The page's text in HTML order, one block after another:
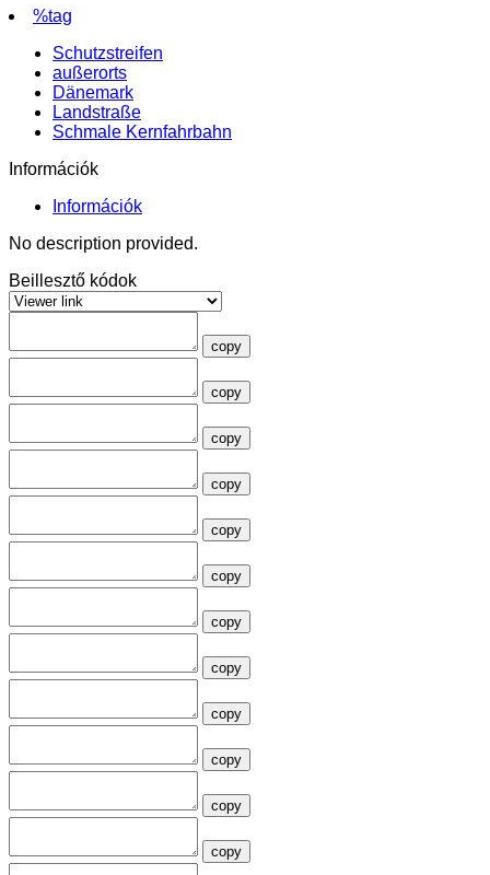
%tag
Schutzstreifen
außerorts
Dänemark
Landstraße
Schmale Kernfahrbahn
Információk
Információk
No description provided.
Beillesztő kódok
copy
copy
copy
copy
copy
copy
copy
copy
copy
copy
copy
copy